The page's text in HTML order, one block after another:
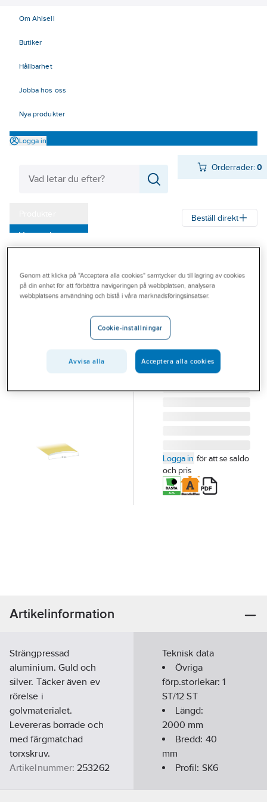
Om Ahlsell
Butiker
Hållbarhet
Jobba hos oss
Nya produkter
Logga in
Orderrader:0
Varumärken
Outlet
Branscher
Beställ direkt
DURI
SKARVLIST 7 SILVER
SK6 40X2000MM
Lev. artikelnr: 100702
Logga in för att se saldo
och pris
Artikelinformation
Strängpressad
aluminium. Guld och
silver. Täcker även ev
rörelse i
golvmaterialet.
Levereras borrade och
med färgmatchad
torxskruv.
Artikelnummer: 253262
Teknisk data
Övriga
förp.storlekar:1
ST/12 ST
Längd:
2000 mm
Bredd: 40
mm
Profil: SK6
Genom att klicka på "Acceptera alla cookies" samtycker du till lagring av cookies
på din enhet för att förbättra navigeringen på webbplatsen, analysera
webbplatsens användning och bistå i våra marknadsföringsinsatser.
Cookie-inställningar
Avvisa alla Acceptera alla cookies